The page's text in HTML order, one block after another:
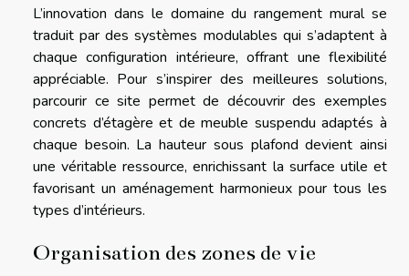
L’innovation dans le domaine du rangement mural se
traduit par des systèmes modulables qui s’adaptent à
chaque configuration intérieure, offrant une flexibilité
appréciable. Pour s’inspirer des meilleures solutions,
parcourir ce site permet de découvrir des exemples
concrets d’étagère et de meuble suspendu adaptés à
chaque besoin. La hauteur sous plafond devient ainsi
une véritable ressource, enrichissant la surface utile et
favorisant un aménagement harmonieux pour tous les
types d’intérieurs.
Organisation des zones de vie